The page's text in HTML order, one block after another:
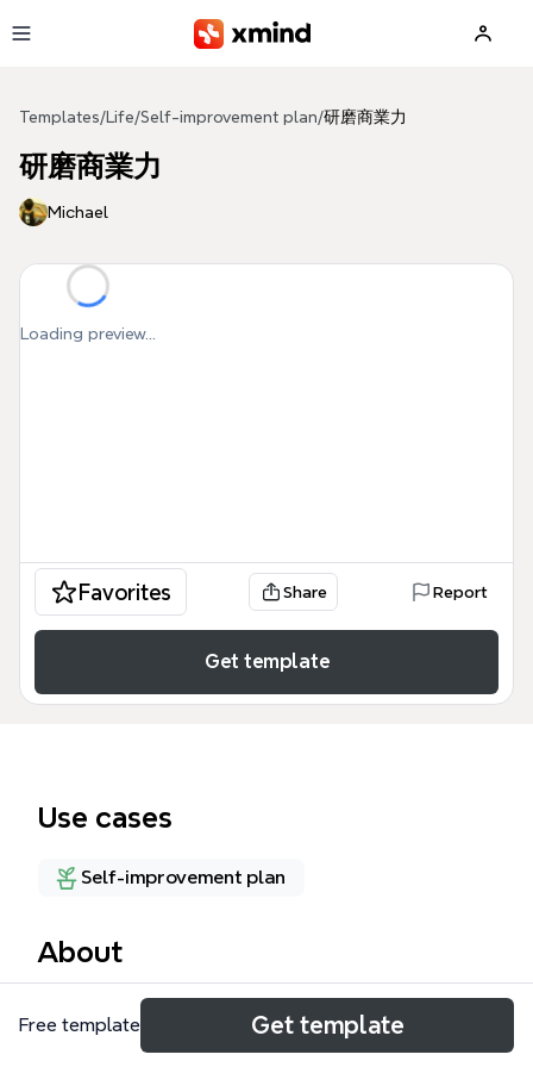
Templates/ Life/Self-improvement plan/研磨商業力
研磨商業力
Michael
Loading preview...
Favorites Share Report
Get template
Use cases
Self-improvement plan
About
《研磨商業力》是根據大前研一的著作所設計的思維導
圖模板，涵蓋154個節點，系統化拆解「五力」——先
Free template Get template